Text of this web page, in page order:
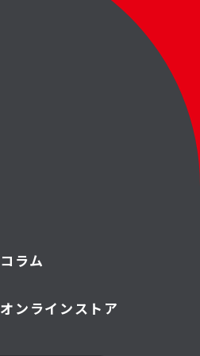
コラム
オンラインストア